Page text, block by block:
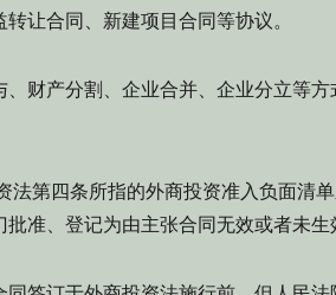
让合同、新建项目合同等协议。
产分割、企业合并、企业分立等方
第四条所指的外商投资准入负面清单
准、登记为由主张合同无效或者未生